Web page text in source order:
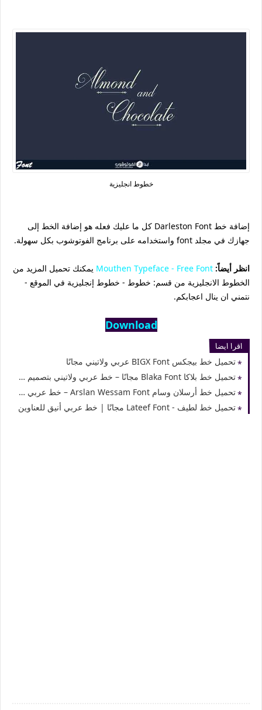
خطوط انجليزية
إضافة خط Darleston Font كل ما عليك فعله هو إضافة الخط إلى
جهازك في مجلد font واستخدامه على برنامج الفوتوشوب بكل سهولة.
انظر أيضاً: Mouthen Typeface - Free Font يمكنك تحميل المزيد من
الخطوط الانجليزية من قسم: خطوط - خطوط إنجليزية في الموقع -
نتمني ان ينال اعجابكم.
Download
اقرا ايضا
تحميل خط بيجكس BIGX Font عربي ولاتيني مجانًا
تحميل خط بلاكا Blaka Font مجانًا – خط عربي ولاتيني بتصميم عصري
تحميل خط أرسلان وسام Arslan Wessam Font – خط عربي يدوي للتصميم
تحميل خط لطيف - Lateef Font مجانًا | خط عربي أنيق للعناوين